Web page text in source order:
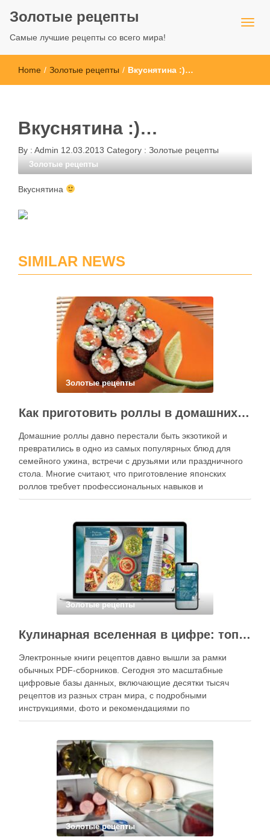
Золотые рецепты
Самые лучшие рецепты со всего мира!
Home / Золотые рецепты / Вкуснятина :)…
Вкуснятина :)…
By : Admin 12.03.2013 Category : Золотые рецепты
Золотые рецепты
Вкуснятина
SIMILAR NEWS
Золотые рецепты
Как приготовить роллы в домашних условиях?
Домашние роллы давно перестали быть экзотикой и
превратились в одно из самых популярных блюд для
семейного ужина, встречи с друзьями или праздничного
стола. Многие считают, что приготовление японских
роллов требует профессиональных навыков и
специального оборудования, однако на практике сделать
кухне. Главное — …
Золотые рецепты
Кулинарная вселенная в цифре: топ-3 самых больших электронных книг рецептов
Электронные книги рецептов давно вышли за рамки
обычных PDF-сборников. Сегодня это масштабные
цифровые базы данных, включающие десятки тысяч
рецептов из разных стран мира, с подробными
инструкциями, фото и рекомендациями по
приготовлению. В отличие от печатных изданий,
контент, расширять коллекции блюд и добавлять новые
функции. Ниже …
Золотые рецепты